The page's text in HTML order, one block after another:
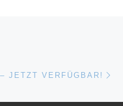
JETZT VERFÜGBAR!